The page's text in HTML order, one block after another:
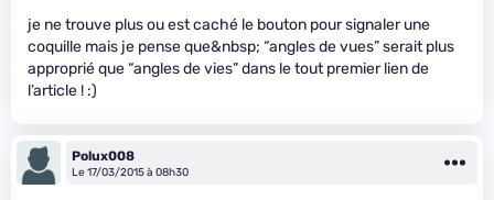
je ne trouve plus ou est caché le bouton pour signaler une
coquille mais je pense que&nbsp; “angles de vues” serait plus
approprié que “angles de vies” dans le tout premier lien de
l’article ! :)
Polux008
Le 17/03/2015 à 08h30